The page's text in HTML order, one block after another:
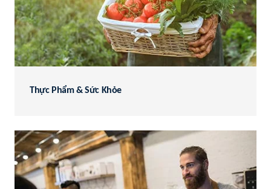
Thực Phẩm & Sức Khỏe